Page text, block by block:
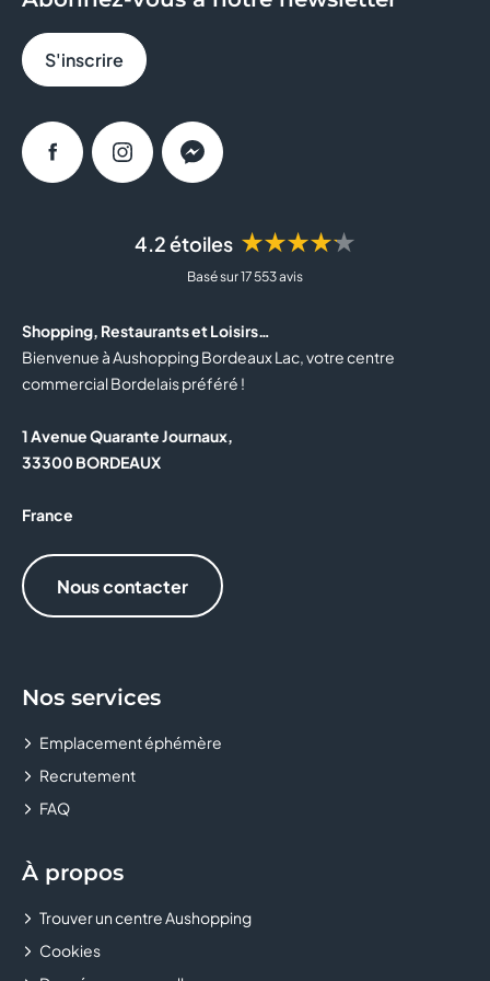
4.2 étoiles ★★★★★
Basé sur 17 553 avis
Shopping, Restaurants et Loisirs…
Bienvenue à Aushopping Bordeaux Lac, votre centre
commercial Bordelais préféré !
1 Avenue Quarante Journaux,
33300 BORDEAUX
France
Nous contacter
Nos services
Emplacement éphémère
Recrutement
FAQ
À propos
Trouver un centre Aushopping
Cookies
S'inscrire
FacebookInstagramMessenger